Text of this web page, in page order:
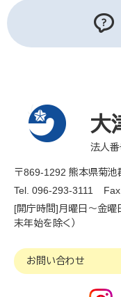
大
法人
〒869-1292 熊本県菊
Tel. 096-293-3111
[開庁時間]月曜日～金曜
末年始を除く）
お問い合わせ